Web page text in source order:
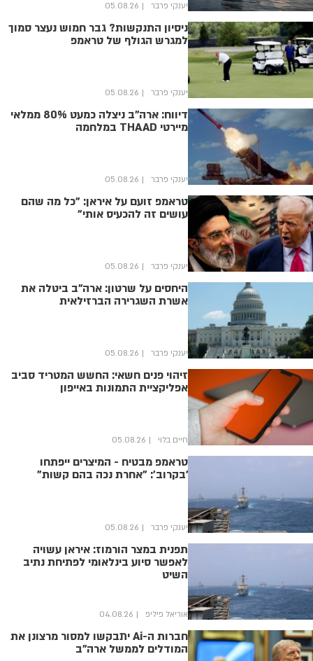
יענקי פרבר 05.08.26
ניסיון התנקשות? גבר חמוש נעצר סמוך
למגרש הגולף של טראמפ
יענקי פרבר 05.08.26
דיווח: ארה"ב ניצלה כמעט 80% ממלאי
מיירטי THAAD במלחמה
יענקי פרבר 05.08.26
טראמפ זועם על איראן: "כל מה שהם
עושים זה להכעיס אותי"
יענקי פרבר 05.08.26
היחסים על שרטון: ארה"ב ביטלה את
אשרת השגרירה הברזילאית
יענקי פרבר 05.08.26
זיהוי פנים חשאי: החשש המטריד סביב
אפליקציית התמונות באייפון
חיים בלוי 05.08.26
טראמפ מבטיח - המיצרים ייפתחו
'בקרוב': "אחרת נכה בהם קשות"
יענקי פרבר 05.08.26
תפנית במצר הורמוז: איראן עשויה
לאפשר סיוע בינלאומי לפתיחת נתיב
השיט
אוריאל פיליפ 04.08.26
חברות ה-Ai יתבקשו למסור מרצונן את
המודלים לממשל ארה"ב